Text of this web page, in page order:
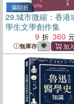
滿額折
29.城市微縮：香港
學生文學創作集
9
360
無庫存